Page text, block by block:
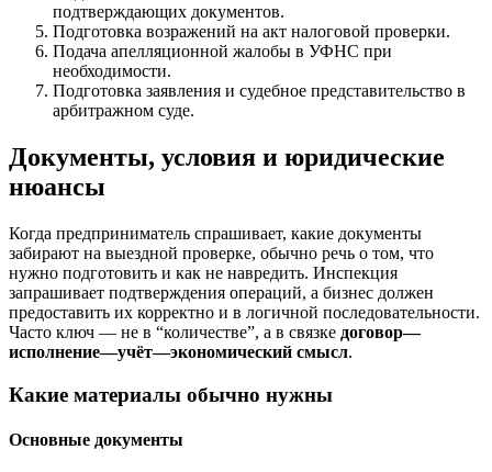
подтверждающих документов.
Подготовка возражений на акт налоговой проверки.
Подача апелляционной жалобы в УФНС при
необходимости.
Подготовка заявления и судебное представительство в
арбитражном суде.
Документы, условия и юридические
нюансы
Когда предприниматель спрашивает, какие документы
забирают на выездной проверке, обычно речь о том, что
нужно подготовить и как не навредить. Инспекция
запрашивает подтверждения операций, а бизнес должен
предоставить их корректно и в логичной последовательности.
Часто ключ — не в “количестве”, а в связке договор—
исполнение—учёт—экономический смысл.
Какие материалы обычно нужны
Основные документы